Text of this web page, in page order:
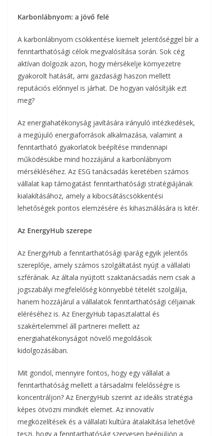
Karbonlábnyom: a jövő felé
A karbonlábnyom csökkentése kiemelt jelentőséggel bír a
fenntarthatósági célok megvalósítása során. Sok cég
aktívan dolgozik azon, hogy mérsékelje környezetre
gyakorolt hatását, ami gazdasági haszon mellett
reputációs előnnyel is járhat. De hogyan valósítják ezt
meg?
Az energiahatékonyság javítására irányuló intézkedések,
a megújuló energiaforrások alkalmazása, valamint a
fenntartható gyakorlatok beépítése mindennapi
működésükbe mind hozzájárul a karbonlábnyom
mérsékléséhez. Az ESG tanácsadás keretében számos
vállalat kap támogatást fenntarthatósági stratégiájának
kialakításához, amely a kibocsátáscsökkentési
lehetőségek pontos elemzésére és kihasználására is kitér.
Az EnergyHub szerepe
Az EnergyHub a fenntarthatósági iparág egyik jelentős
szereplője, amely számos szolgáltatást nyújt a vállalati
szférának. Az általa nyújtott szaktanácsadás nem csak a
jogszabályi megfelelőség könnyebbé tételét szolgálja,
hanem hozzájárul a vállalatok fenntarthatósági céljainak
eléréséhez is. Az EnergyHub tapasztalattal és
szakértelemmel áll partnerei mellett az
energiahatékonyságot növelő megoldások
kidolgozásában.
Mit gondol, mennyire fontos, hogy egy vállalat a
fenntarthatóság mellett a társadalmi felelősségre is
koncentráljon? Az EnergyHub szerint az ideális stratégia
képes ötvözni mindkét elemet. Az innovatív
megközelítések és a vállalati kultúra átalakítása lehetővé
teszi, hogy a fenntarthatóság szervesen beépüljön a